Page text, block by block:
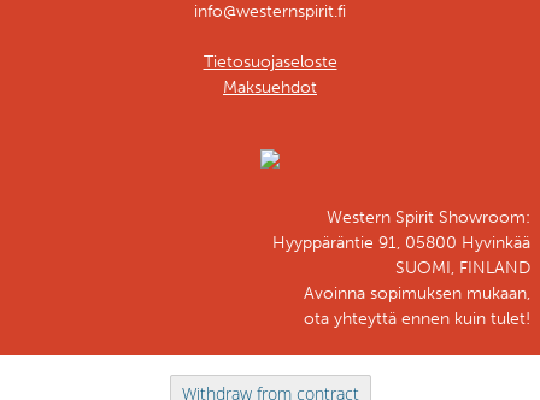
info@westernspirit.fi
Tietosuojaseloste
Maksuehdot
Western Spirit Showroom:
Hyyppäräntie 91, 05800 Hyvinkää
SUOMI, FINLAND
Avoinna sopimuksen mukaan,
ota yhteyttä ennen kuin tulet!
Withdraw from contract